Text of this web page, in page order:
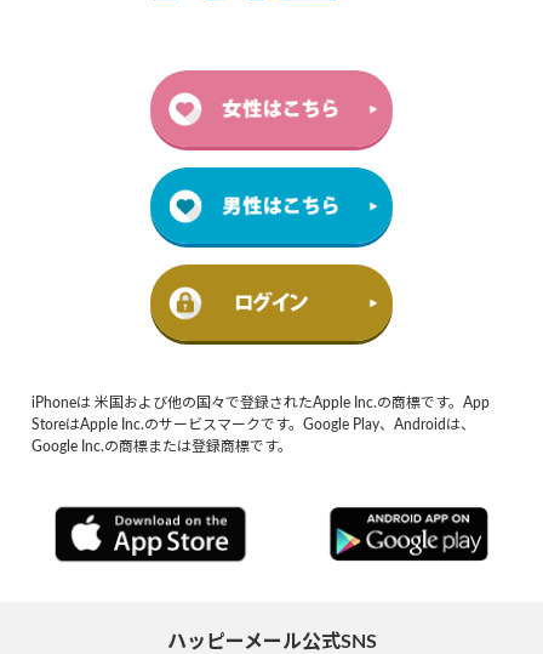
iPhoneは 米国および他の国々で登録されたApple Inc.の商標です。App
StoreはApple Inc.のサービスマークです。Google Play、Androidは、
Google Inc.の商標または登録商標です。
ハッピーメール公式SNS